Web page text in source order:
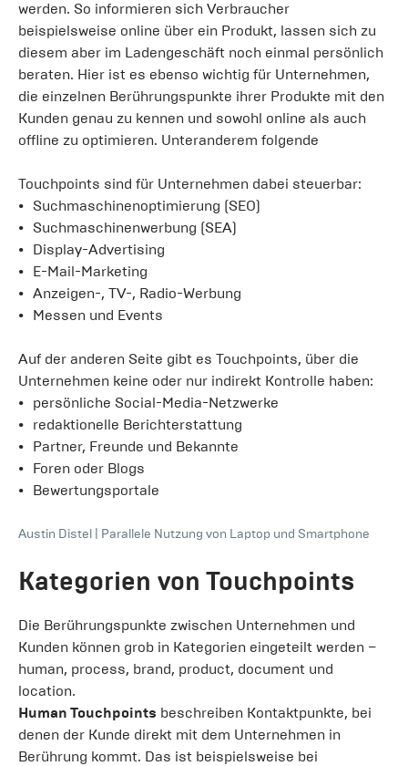
werden. So informieren sich Verbraucher
beispielsweise online über ein Produkt, lassen sich zu
diesem aber im Ladengeschäft noch einmal persönlich
beraten. Hier ist es ebenso wichtig für Unternehmen,
die einzelnen Berührungspunkte ihrer Produkte mit den
Kunden genau zu kennen und sowohl online als auch
offline zu optimieren. Unteranderem folgende
Touchpoints sind für Unternehmen dabei steuerbar:
Suchmaschinenoptimierung (SEO)
Suchmaschinenwerbung (SEA)
Display-Advertising
E-Mail-Marketing
Anzeigen-, TV-, Radio-Werbung
Messen und Events
Auf der anderen Seite gibt es Touchpoints, über die
Unternehmen keine oder nur indirekt Kontrolle haben:
persönliche Social-Media-Netzwerke
redaktionelle Berichterstattung
Partner, Freunde und Bekannte
Foren oder Blogs
Bewertungsportale
Austin Distel Parallele Nutzung von Laptop und Smartphone
Kategorien von Touchpoints
Die Berührungspunkte zwischen Unternehmen und
Kunden können grob in Kategorien eingeteilt werden –
human, process, brand, product, document und
location.
Human Touchpoints beschreiben Kontaktpunkte, bei
denen der Kunde direkt mit dem Unternehmen in
Berührung kommt. Das ist beispielsweise bei